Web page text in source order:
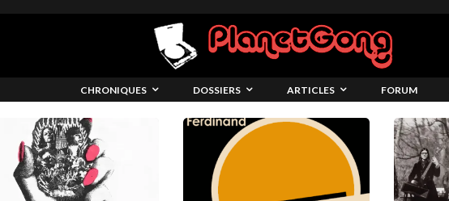
CHRONIQUES DOSSIERS ARTICLES FORUM